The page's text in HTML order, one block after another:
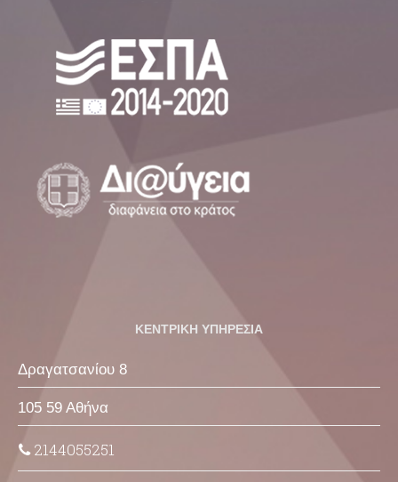
ΚΕΝΤΡΙΚΗ ΥΠΗΡΕΣΙΑ
Δραγατσανίου 8
105 59 Αθήνα
2144055251